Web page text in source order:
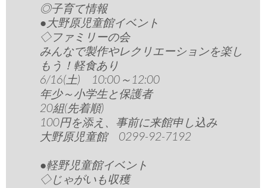
◎子育て情報
●大野原児童館イベント
◇ファミリーの会
みんなで製作やレクリエーションを楽し
もう！軽食あり
6/16(土) 10:00～12:00
年少～小学生と保護者
20組(先着順)
100円を添え、事前に来館申し込み
大野原児童館 0299-92-7192
●軽野児童館イベント
◇じゃがいも収穫